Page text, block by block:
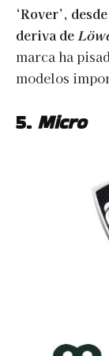
‘Rover’,
deriva de
marca ha
modelos
5. Micro